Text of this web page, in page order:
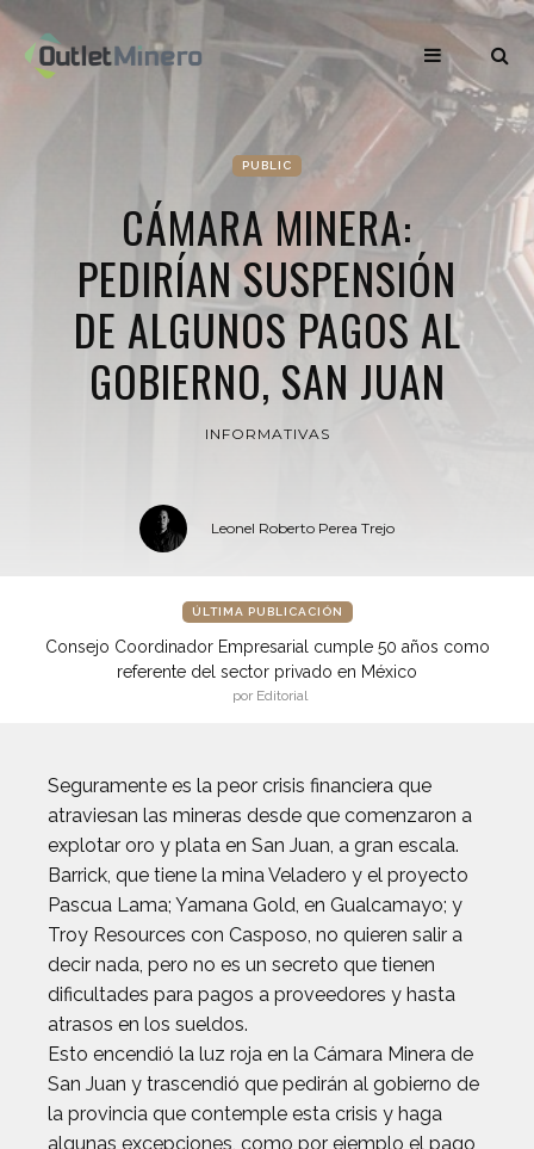
PUBLIC
CÁMARA MINERA:
PEDIRÍAN SUSPENSIÓN
DE ALGUNOS PAGOS AL
GOBIERNO, SAN JUAN
INFORMATIVAS
Leonel Roberto Perea Trejo
ÚLTIMA PUBLICACIÓN
Consejo Coordinador Empresarial cumple 50 años como
referente del sector privado en México
por Editorial
Seguramente es la peor crisis financiera que
atraviesan las mineras desde que comenzaron a
explotar oro y plata en San Juan, a gran escala.
Barrick, que tiene la mina Veladero y el proyecto
Pascua Lama; Yamana Gold, en Gualcamayo; y
Troy Resources con Casposo, no quieren salir a
decir nada, pero no es un secreto que tienen
dificultades para pagos a proveedores y hasta
atrasos en los sueldos.
Esto encendió la luz roja en la Cámara Minera de
San Juan y trascendió que pedirán al gobierno de
la provincia que contemple esta crisis y haga
algunas excepciones, como por ejemplo el pago